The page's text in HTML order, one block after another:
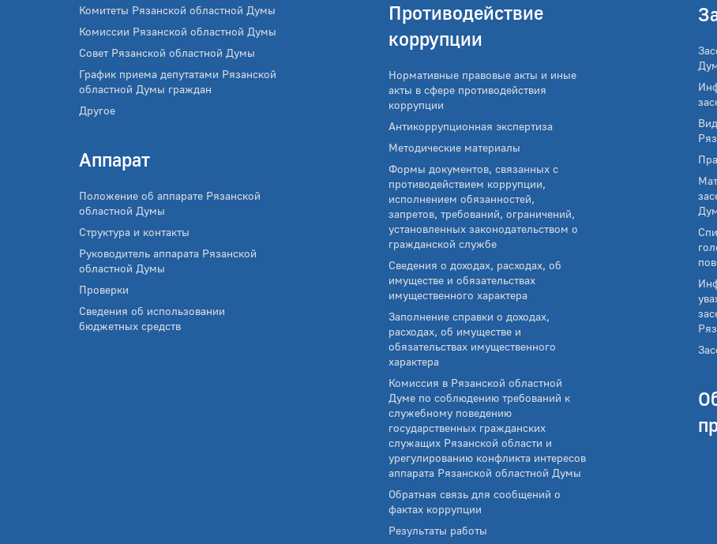
Комитеты Рязанской областной Думы
Комиссии Рязанской областной Думы
Совет Рязанской областной Думы
График приема депутатами Рязанской
областной Думы граждан
Другое
Аппарат
Положение об аппарате Рязанской
областной Думы
Структура и контакты
Руководитель аппарата Рязанской
областной Думы
Проверки
Сведения об использовании
бюджетных средств
Противодействие
коррупции
Нормативные правовые акты и иные
акты в сфере противодействия
коррупции
Антикоррупционная экспертиза
Методические материалы
Формы документов, связанных с
противодействием коррупции,
исполнением обязанностей,
запретов, требований, ограничений,
установленных законодательством о
гражданской службе
Сведения о доходах, расходах, об
имуществе и обязательствах
имущественного характера
Заполнение справки о доходах,
расходах, об имуществе и
обязательствах имущественного
характера
Комиссия в Рязанской областной
Думе по соблюдению требований к
служебному поведению
государственных гражданских
служащих Рязанской области и
урегулированию конфликта интересов
аппарата Рязанской областной Думы
Обратная связь для сообщений о
фактах коррупции
Результаты работы